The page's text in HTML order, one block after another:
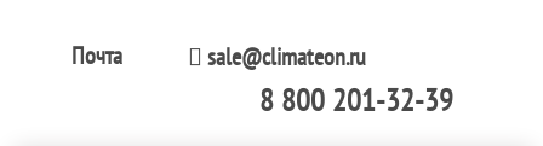
Почта sale@climateon.ru
8 800 201-32-39